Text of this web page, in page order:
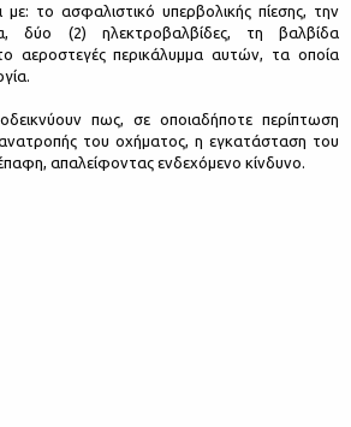
με: το ασφαλιστικό υπερβολικής πίεσης, την
δύο (2) ηλεκτροβαλβίδες, τη βαλβίδα
αεροστεγές περικάλυμμα αυτών, τα οποία
πως, σε οποιαδήποτε περίπτωση
του οχήματος, η εγκατάσταση του
απαλείφοντας ενδεχόμενο κίνδυνο.